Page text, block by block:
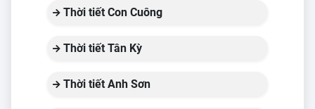
Thời tiết Con Cuông
Thời tiết Tân Kỳ
Thời tiết Anh Sơn